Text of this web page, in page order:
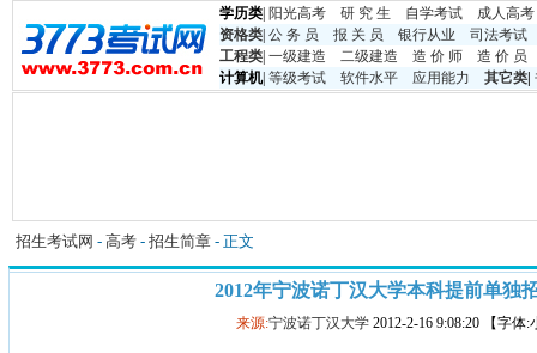
学历类 阳光高考 研 究 生 自学考试
成人高考
资格类 公 务 员 报 关 员 银行从业
司法考试
工程类 一级建造 二级建造 造 价 师
造 价 员
计算机| 等级考试 软件水平 应用能力 其它类
招生考试网 - 高考 - 招生简章 - 正文
2012年宁波诺丁汉大学本科提前单独
来源:宁波诺丁汉大学 2012-2-16 9:08:20 【字体: